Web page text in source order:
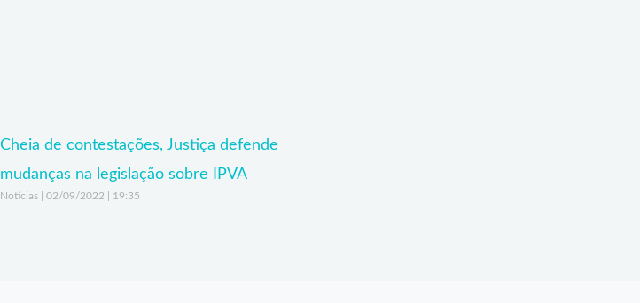
Cheia de contestações, Justiça defende
mudanças na legislação sobre IPVA
Noticias 02/09/2022 19:35